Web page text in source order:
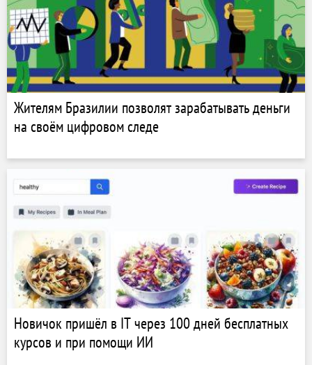
Жителям Бразилии позволят зарабатывать деньги
на своём цифровом следе
Новичок пришёл в IT через 100 дней бесплатных
курсов и при помощи ИИ